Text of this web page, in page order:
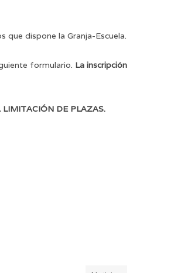
dispone la Granja-Escuela.
formulario. La inscripción
DE PLAZAS.